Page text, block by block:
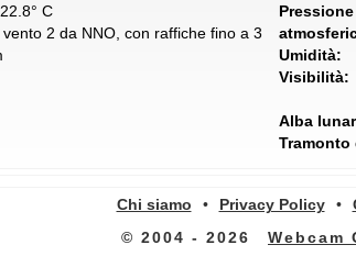
C
2 da NNO, con raffiche fino a 3
Pressione
Umidità:
Visibilità:
Alba
Tramonto
Chi siamo • Privacy Policy •
© 2004 - 2026
Webcam